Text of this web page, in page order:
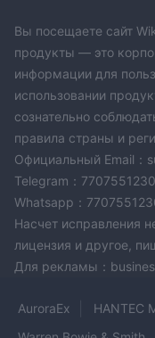
Вы посещаете сайт
продукты — это
информации для
использовании
сознательно
правила страны и
Официальный Email：
Telegram：
Whatsapp：
Насчет исправления
лицензия и другое,
Для рекламы：
AuroraEx HANTEC